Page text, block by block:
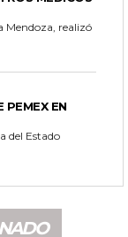
Mendoza, realizó
PEMEX EN
del Estado